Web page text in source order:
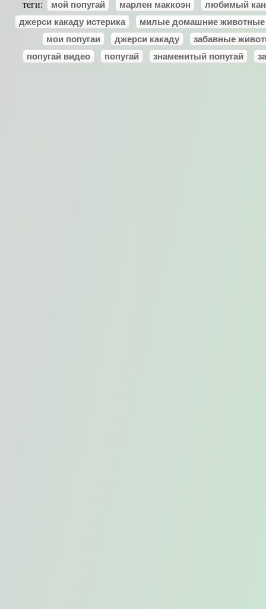
теги: мой попугай марлен маккоэн
любимый
джерси какаду истерика
милые домашние животные
мои попугаи
джерси какаду
забавные
попугай видео
попугай знаменитый попугай